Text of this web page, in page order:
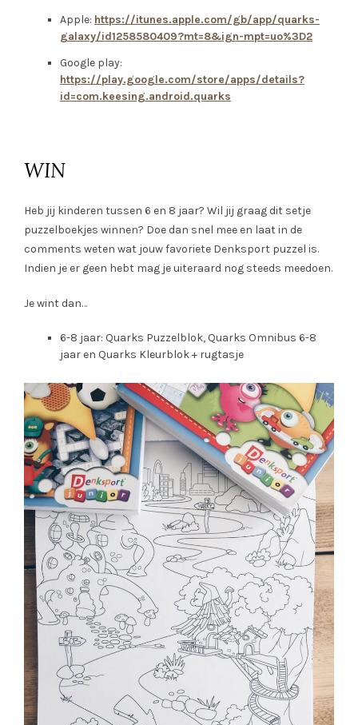
Apple: https://itunes.apple.com/gb/app/quarks-
galaxy/id1258580409?mt=8&ign-mpt=uo%3D2
Google play:
https://play.google.com/store/apps/details?
id=com.keesing.android.quarks
WIN
Heb jij kinderen tussen 6 en 8 jaar? Wil jij graag dit setje
puzzelboekjes winnen? Doe dan snel mee en laat in de
comments weten wat jouw favoriete Denksport puzzel is.
Indien je er geen hebt mag je uiteraard nog steeds meedoen.
Je wint dan…
6-8 jaar: Quarks Puzzelblok, Quarks Omnibus 6-8
jaar en Quarks Kleurblok + rugtasje